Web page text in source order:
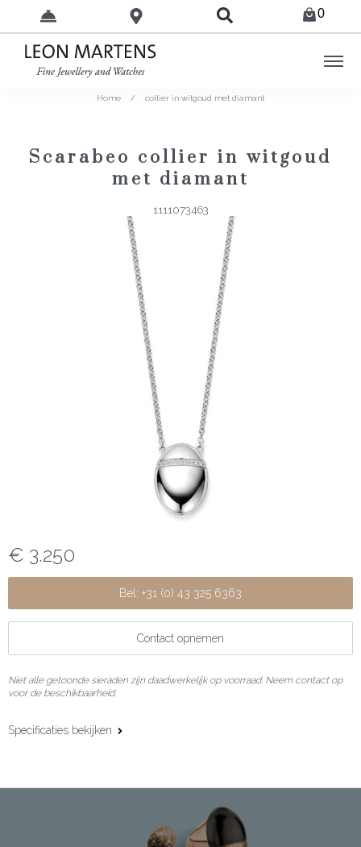
0
Home / collier in witgoud met diamant
Scarabeo collier in witgoud
met diamant
1111073463
€ 3.250
Bel: +31 (0) 43 325 6363
Contact opnemen
Niet alle getoonde sieraden zijn daadwerkelijk op voorraad. Neem contact op
voor de beschikbaarheid.
Specificaties bekijken
0.08 ct